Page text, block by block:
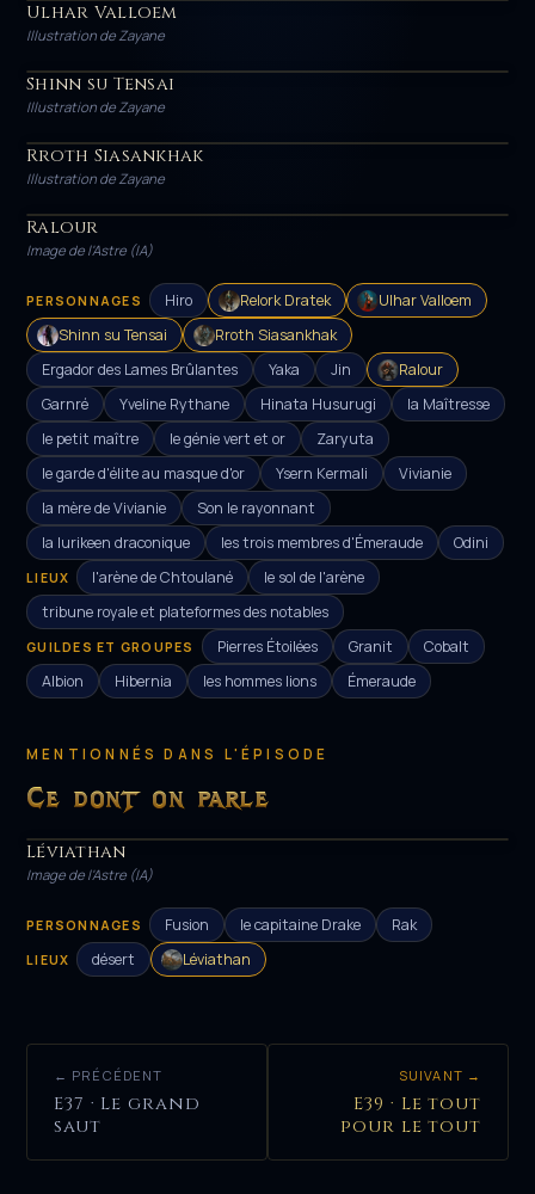
HÉROS
Ulhar Valloem
Illustration de Zayane
HÉROS
Shinn su Tensai
Illustration de Zayane
HÉROS
Rroth Siasankhak
Illustration de Zayane
PERSONNAGE
Ralour
Image de l'Astre (IA)
PERSONNAGES Hiro Relork Dratek
Ulhar Valloem
Shinn su Tensai
Rroth Siasankhak
Ergador des Lames Brûlantes
Yaka Jin
Ralour
Garnré
Yveline Rythane Hinata Husurugi
la Maîtresse
le petit maître
le génie vert et or
Zaryuta
le garde d'élite au masque d'or
Ysern Kermali
Vivianie
la mère de Vivianie
Son le rayonnant
la lurikeen draconique
les trois membres d'Émeraude Odini
LIEUX l'arène de Chtoulané
le sol de l'arène
tribune royale et plateformes des notables
GUILDES ET GROUPES Pierres Étoilées Granit
Cobalt
Albion
Hibernia les hommes lions Émeraude
MENTIONNÉS DANS L'ÉPISODE
Ce dont on parle
LIEU
Léviathan
Image de l'Astre (IA)
PERSONNAGES Fusion le capitaine Drake Rak
LIEUX désert Léviathan
← PRÉCÉDENT
E37 · Le grand
saut
SUIVANT →
E39 · Le tout
pour le tout